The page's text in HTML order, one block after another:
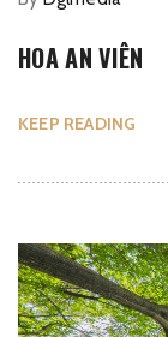
HOA AN VIÊN
KEEP READING